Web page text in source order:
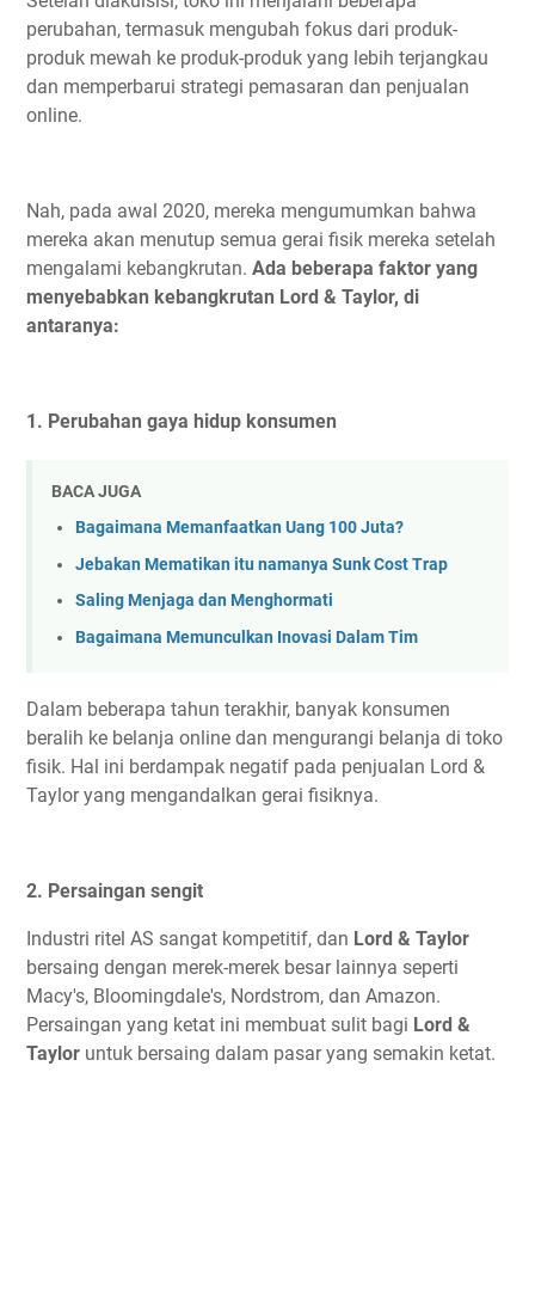
perubahan, termasuk mengubah fokus dari produk-
produk mewah ke produk-produk yang lebih terjangkau
dan memperbarui strategi pemasaran dan penjualan
online.
Nah, pada awal 2020, mereka mengumumkan bahwa
mereka akan menutup semua gerai fisik mereka setelah
mengalami kebangkrutan. Ada beberapa faktor yang
menyebabkan kebangkrutan Lord & Taylor, di
antaranya:
1. Perubahan gaya hidup konsumen
BACA JUGA
Bagaimana Memanfaatkan Uang 100 Juta?
Jebakan Mematikan itu namanya Sunk Cost Trap
Saling Menjaga dan Menghormati
Bagaimana Memunculkan Inovasi Dalam Tim
Dalam beberapa tahun terakhir, banyak konsumen
beralih ke belanja online dan mengurangi belanja di toko
fisik. Hal ini berdampak negatif pada penjualan Lord &
Taylor yang mengandalkan gerai fisiknya.
2. Persaingan sengit
Industri ritel AS sangat kompetitif, dan Lord & Taylor
bersaing dengan merek-merek besar lainnya seperti
Macy's, Bloomingdale's, Nordstrom, dan Amazon.
Persaingan yang ketat ini membuat sulit bagi Lord &
Taylor untuk bersaing dalam pasar yang semakin ketat.